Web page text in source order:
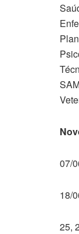
07/
18/
25,